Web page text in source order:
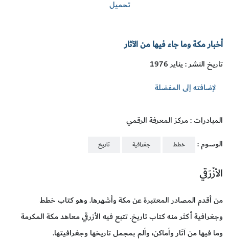
تحميل
أخبار مكة وما جاء فيها من الآثار
تاريخ النشر : يناير 1976
لإضافته إلى المفضلة
المبادرات : مركز المعرفة الرقمي
الوسوم :
خطط جغرافية تاريخ
الأزْرَقي
من أقدم المصادر المعتبرة عن مكة وأشهرها. وهو كتاب خطط
وجغرافية أكثر منه كتاب تاريخ. تتبع فيه الأزرقي معاهد مكة المكرمة
وما فيها من آثار وأماكن، وألم بمجمل تاريخها وجغرافيتها.